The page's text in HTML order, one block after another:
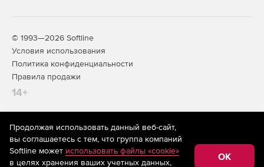
© 1993—2026 Softline
Условия использования
Политика конфиденциальности
Правила продажи
14+
На информационном ресурсе store.softline.ru применяются
рекомендательные технологии(информационные технологии
предоставления информации на основе сбора,
систематизации и анализа сведений, относящихся к
Продолжая использовать данный веб-сайт,
вы соглашаетесь с тем, что группа компаний
Softline может использовать файлы «cookie»
в целях хранения ваших учетных данных,
OK